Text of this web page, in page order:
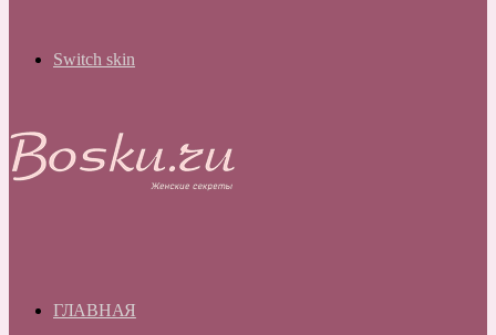
Switch skin
ГЛАВНАЯ